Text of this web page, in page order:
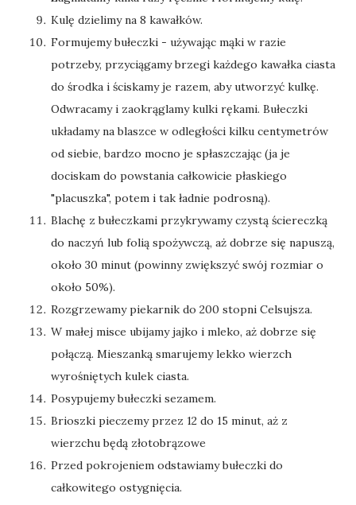
Kulę dzielimy na 8 kawałków.
Formujemy bułeczki - używając mąki w razie
potrzeby, przyciągamy brzegi każdego kawałka ciasta
do środka i ściskamy je razem, aby utworzyć kulkę.
Odwracamy i zaokrąglamy kulki rękami. Bułeczki
układamy na blaszce w odległości kilku centymetrów
od siebie, bardzo mocno je spłaszczając (ja je
dociskam do powstania całkowicie płaskiego
"placuszka", potem i tak ładnie podrosną).
Blachę z bułeczkami przykrywamy czystą ściereczką
do naczyń lub folią spożywczą, aż dobrze się napuszą,
około 30 minut (powinny zwiększyć swój rozmiar o
około 50%).
Rozgrzewamy piekarnik do 200 stopni Celsujsza.
W małej misce ubijamy jajko i mleko, aż dobrze się
połączą. Mieszanką smarujemy lekko wierzch
wyrośniętych kulek ciasta.
Posypujemy bułeczki sezamem.
Brioszki pieczemy przez 12 do 15 minut, aż z
wierzchu będą złotobrązowe
Przed pokrojeniem odstawiamy bułeczki do
całkowitego ostygnięcia.